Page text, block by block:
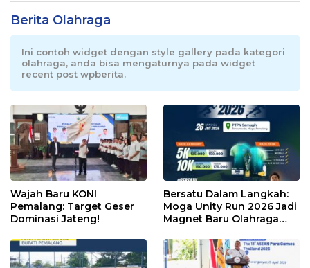
Berita Olahraga
Ini contoh widget dengan style gallery pada kategori
olahraga, anda bisa mengaturnya pada widget
recent post wpberita.
Wajah Baru KONI
Pemalang: Target Geser
Dominasi Jateng!
Bersatu Dalam Langkah:
Moga Unity Run 2026 Jadi
Magnet Baru Olahraga